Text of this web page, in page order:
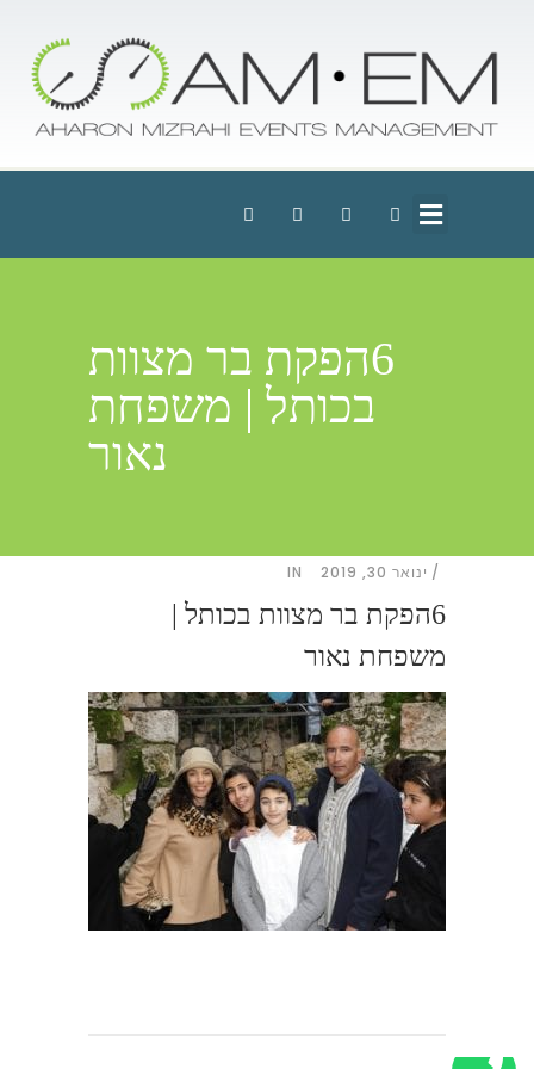
6הפקת בר מצוות
בכותל | משפחת
נאור
ינואר 30, 2019 IN
6הפקת בר מצוות בכותל |
משפחת נאור